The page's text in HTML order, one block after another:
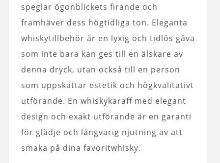
speglar ögonblickets firande och
framhäver dess högtidliga ton. Eleganta
whiskytillbehör är en lyxig och tidlös gåva
som inte bara kan ges till en älskare av
denna dryck, utan också till en person
som uppskattar estetik och högkvalitativt
utförande. En whiskykaraff med elegant
design och exakt utförande är en garanti
för glädje och långvarig njutning av att
smaka på dina favoritwhisky.